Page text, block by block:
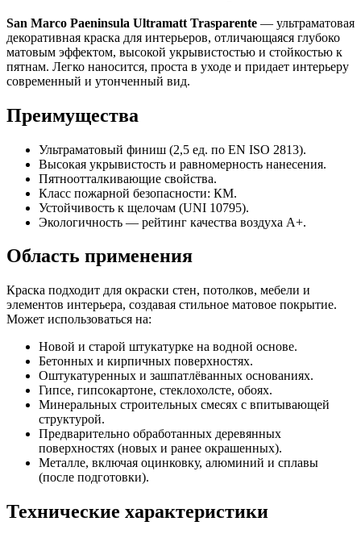
San Marco Paeninsula Ultramatt Trasparente — ультраматовая
декоративная краска для интерьеров, отличающаяся глубоко
матовым эффектом, высокой укрывистостью и стойкостью к
пятнам. Легко наносится, проста в уходе и придает интерьеру
современный и утонченный вид.
Преимущества
Ультраматовый финиш (2,5 ед. по EN ISO 2813).
Высокая укрывистость и равномерность нанесения.
Пятноотталкивающие свойства.
Класс пожарной безопасности: КМ.
Устойчивость к щелочам (UNI 10795).
Экологичность — рейтинг качества воздуха A+.
Область применения
Краска подходит для окраски стен, потолков, мебели и
элементов интерьера, создавая стильное матовое покрытие.
Может использоваться на:
Новой и старой штукатурке на водной основе.
Бетонных и кирпичных поверхностях.
Оштукатуренных и зашпатлёванных основаниях.
Гипсе, гипсокартоне, стеклохолсте, обоях.
Минеральных строительных смесях с впитывающей
структурой.
Предварительно обработанных деревянных
поверхностях (новых и ранее окрашенных).
Металле, включая оцинковку, алюминий и сплавы
(после подготовки).
Технические характеристики